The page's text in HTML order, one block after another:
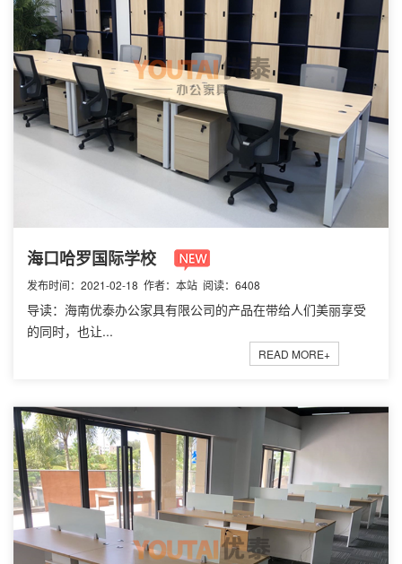
海口哈罗国际学校
发布时间：2021-02-18 作者：本站 阅读：6408
导读：海南优泰办公家具有限公司的产品在带给人们美丽享受
的同时，也让...
READ MORE+